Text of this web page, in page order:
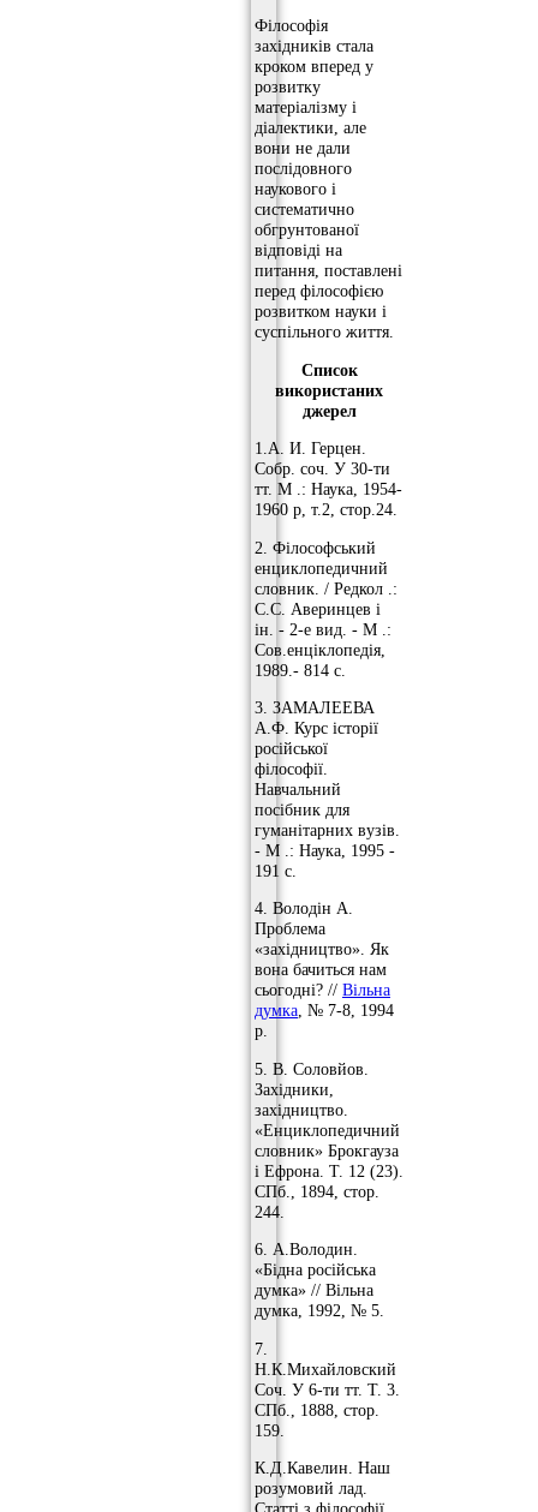
Філософія
західників стала
кроком вперед у
розвитку
матеріалізму і
діалектики, але
вони не дали
послідовного
наукового і
систематично
обгрунтованої
відповіді на
питання, поставлені
перед філософією
розвитком науки і
суспільного життя.
Список
використаних
джерел
1.А. И. Герцен.
Собр. соч. У 30-ти
тт. М .: Наука, 1954-
1960 р, т.2, стор.24.
2. Філософський
енциклопедичний
словник. / Редкол .:
С.С. Аверинцев і
ін. - 2-е вид. - М .:
Сов.енціклопедія,
1989.- 814 с.
3. ЗАМАЛЕЕВА
А.Ф. Курс історії
російської
філософії.
Навчальний
посібник для
гуманітарних вузів.
- М .: Наука, 1995 -
191 с.
4. Володін А.
Проблема
«західництво». Як
вона бачиться нам
сьогодні? // Вільна
думка, № 7-8, 1994
р.
5. В. Соловйов.
Західники,
західництво.
«Енциклопедичний
словник» Брокгауза
і Ефрона. Т. 12 (23).
СПб., 1894, стор.
244.
6. А.Володин.
«Бідна російська
думка» // Вільна
думка, 1992, № 5.
7.
Н.К.Михайловский
Соч. У 6-ти тт. Т. 3.
СПб., 1888, стор.
159.
К.Д.Кавелин. Наш
розумовий лад.